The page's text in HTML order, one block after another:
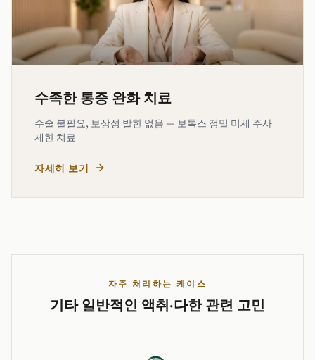
수족한 통증 완화 치료
수술 불필요, 보상성 발한 없음 — 보톡스 정밀 미세 주사
제한 치료
자세히 보기
자주 처리하는 케이스
기타 일반적인 액취·다한 관련 고민